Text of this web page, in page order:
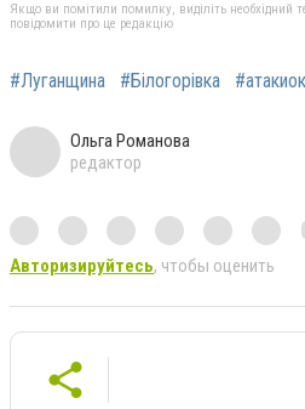
Якщо ви помітили помилку, виділіть необхідний
повідомити про це редакцію
#Луганщина #Білогорівка
Ольга Романова
редактор
Авторизируйтесь, чтобы оценить